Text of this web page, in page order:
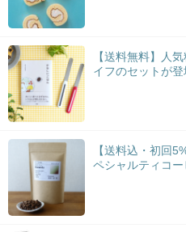
【送料無料】人
イフのセットが
【送料込・初回
ペシャルティコ